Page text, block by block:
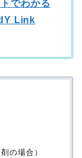
でわかる
Link
の場合）